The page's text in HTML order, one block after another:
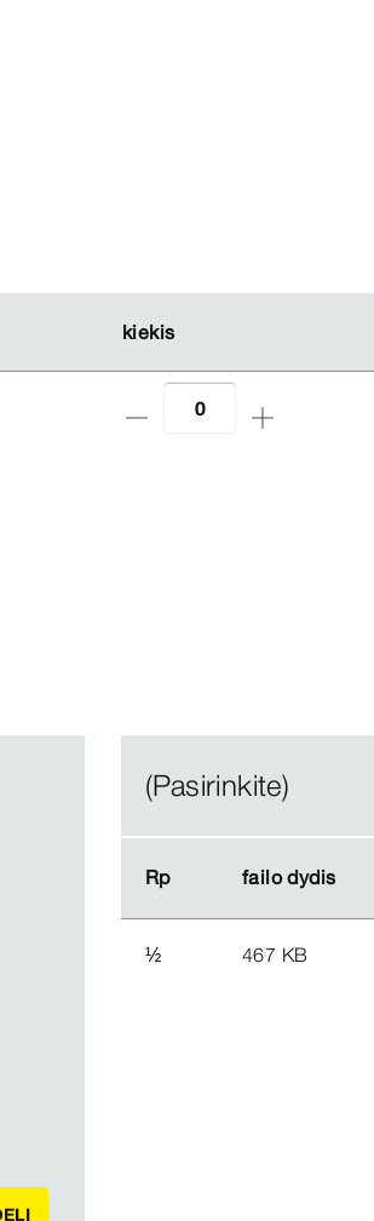
kiekis
kiekis
(Pasirinkite)
Rp failo dydis
Rp failo dydis
½ 467 KB